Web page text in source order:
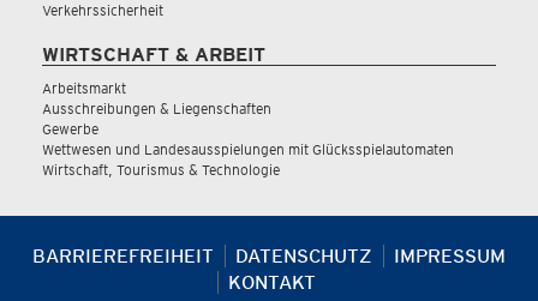
Verkehrssicherheit
WIRTSCHAFT & ARBEIT
Arbeitsmarkt
Ausschreibungen & Liegenschaften
Gewerbe
Wettwesen und Landesausspielungen mit Glücksspielautomaten
Wirtschaft, Tourismus & Technologie
BARRIEREFREIHEIT DATENSCHUTZ
IMPRESSUM
KONTAKT